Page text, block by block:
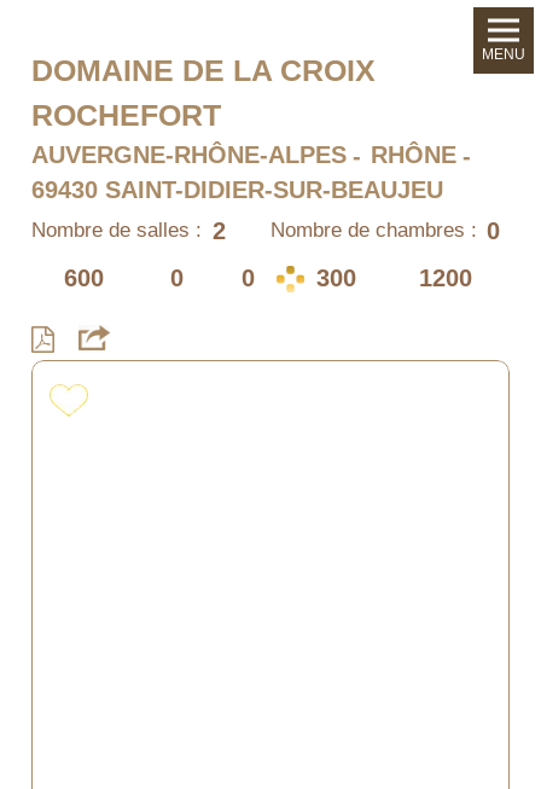
DOMAINE DE LA CROIX
ROCHEFORT
AUVERGNE-RHÔNE-ALPES
RHÔNE
69430 SAINT-DIDIER-SUR-BEAUJEU
Nombre de salles : 2 Nombre de chambres : 0
600
0 0 300 1200
MENU